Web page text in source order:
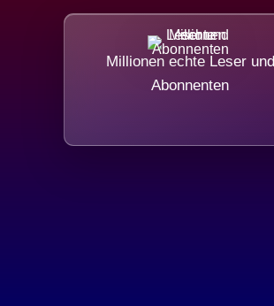
Millionen echte Leser und
Abonnenten